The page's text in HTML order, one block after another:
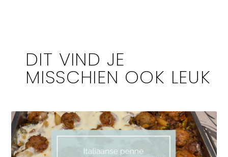
DIT VIND JE
MISSCHIEN OOK LEUK